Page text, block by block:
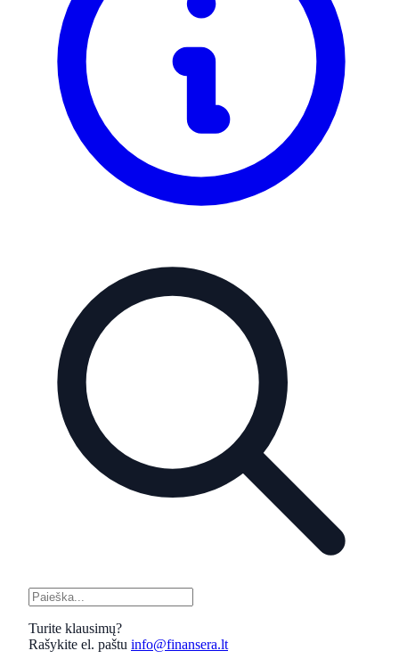
Turite klausimų?
Rašykite el. paštu info@finansera.lt